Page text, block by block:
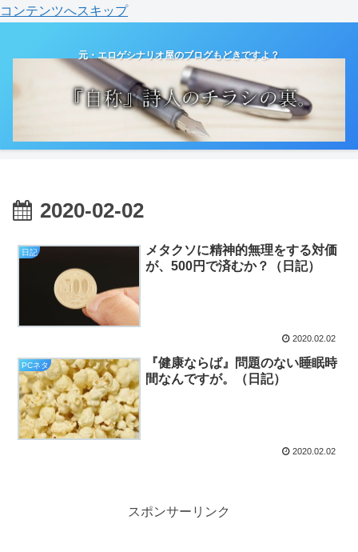
コンテンツへスキップ
元・エロゲシナリオ屋のブログもどきですよ？
2020-02-02
日記
メタクソに精神的無理をする対価
が、500円で済むか？（日記）
2020.02.02
PCネタ
『健康ならば』問題のない睡眠時
間なんですが。（日記）
2020.02.02
スポンサーリンク